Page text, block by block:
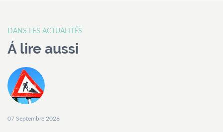
DANS LES ACTUALITÉS
Á lire aussi
07 Septembre 2026